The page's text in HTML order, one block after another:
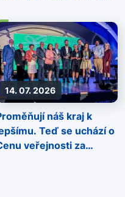
zdrojů i
14. 07. 2026
náš kraj k
Teď se uchází o
veřejnosti za